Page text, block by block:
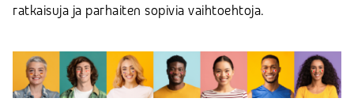
ratkaisuja ja parhaiten sopivia vaihtoehtoja.